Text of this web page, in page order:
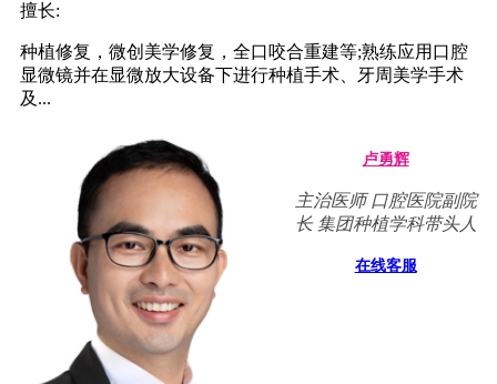
擅长:
种植修复，微创美学修复，全口咬合重建等;熟练应用口腔
显微镜并在显微放大设备下进行种植手术、牙周美学手术
及...
卢勇辉
主治医师 口腔医院副院
长 集团种植学科带头人
在线客服